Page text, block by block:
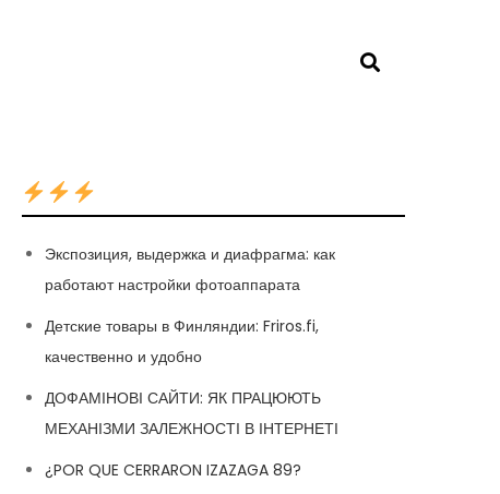
Экспозиция, выдержка и диафрагма: как
работают настройки фотоаппарата
Детские товары в Финляндии: Friros.fi,
качественно и удобно
ДОФАМІНОВІ САЙТИ: ЯК ПРАЦЮЮТЬ
МЕХАНІЗМИ ЗАЛЕЖНОСТІ В ІНТЕРНЕТІ
¿POR QUE CERRARON IZAZAGA 89?